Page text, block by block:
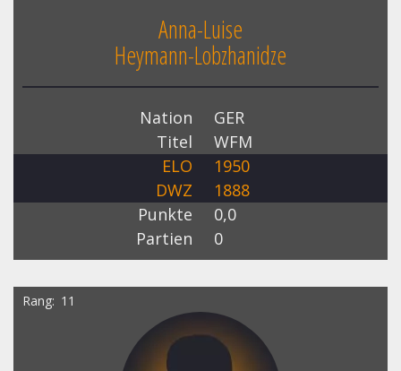
Anna-Luise
Heymann-Lobzhanidze
Nation
GER
Titel
WFM
ELO
1950
DWZ
1888
Punkte
0,0
Partien
0
Rang 11